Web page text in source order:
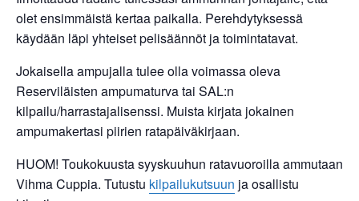
olet ensimmäistä kertaa paikalla. Perehdytyksessä
käydään läpi yhteiset pelisäännöt ja toimintatavat.
Jokaisella ampujalla tulee olla voimassa oleva
Reserviläisten ampumaturva tai SAL:n
kilpailu/harrastajalisenssi. Muista kirjata jokainen
ampumakertasi piirien ratapäiväkirjaan.
HUOM! Toukokuusta syyskuuhun ratavuoroilla ammutaan
Vihma Cuppia. Tutustu kilpailukutsuun ja osallistu